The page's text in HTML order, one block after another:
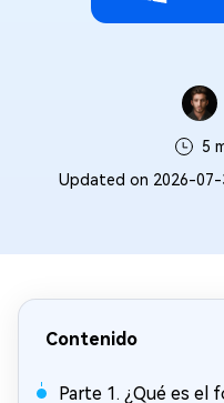
5
Updated on 2026-07-
Contenido
Parte 1. ¿Qué es el